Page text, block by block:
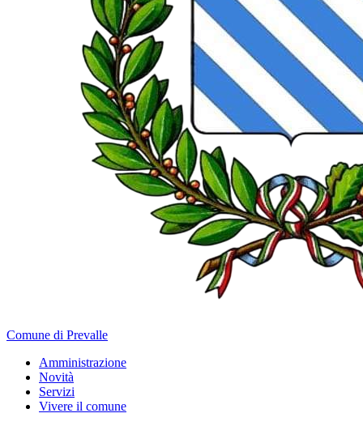
Comune di Prevalle
Amministrazione
Novità
Servizi
Vivere il comune